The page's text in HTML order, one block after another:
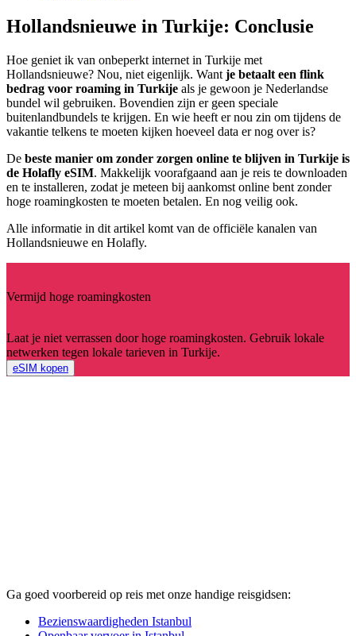
Hollandsnieuwe in Turkije: Conclusie
Hoe geniet ik van onbeperkt internet in Turkije met
Hollandsnieuwe? Nou, niet eigenlijk. Want je betaalt een flink
bedrag voor roaming in Turkije als je gewoon je Nederlandse
bundel wil gebruiken. Bovendien zijn er geen speciale
buitenlandbundels te krijgen. En wie heeft er nou zin om tijdens de
vakantie telkens te moeten kijken hoeveel data er nog over is?
De beste manier om zonder zorgen online te blijven in Turkije is
de Holafly eSIM. Makkelijk voorafgaand aan je reis te downloaden
en te installeren, zodat je meteen bij aankomst online bent zonder
hoge roamingkosten te moeten betalen. En nog veilig ook.
Alle informatie in dit artikel komt van de officiële kanalen van
Hollandsnieuwe en Holafly.
Vermijd hoge roamingkosten
Laat je niet verrassen door hoge roamingkosten. Gebruik lokale
netwerken tegen lokale tarieven in Turkije.
eSIM kopen
Ga goed voorbereid op reis met onze handige reisgidsen:
Bezienswaardigheden Istanbul